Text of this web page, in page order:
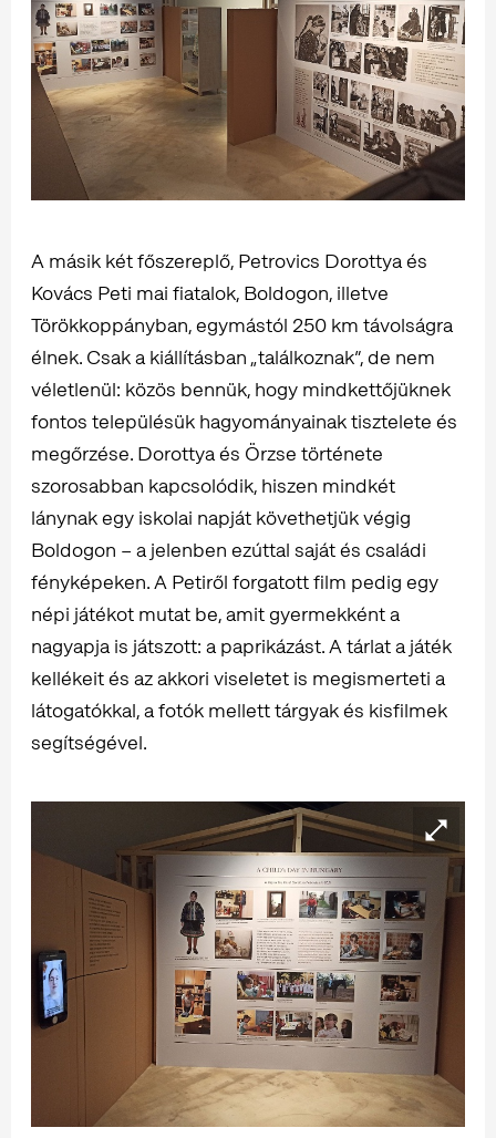
A másik két főszereplő, Petrovics Dorottya és
Kovács Peti mai fiatalok, Boldogon, illetve
Törökkoppányban, egymástól 250 km távolságra
élnek. Csak a kiállításban „találkoznak”, de nem
véletlenül: közös bennük, hogy mindkettőjüknek
fontos településük hagyományainak tisztelete és
megőrzése. Dorottya és Örzse története
szorosabban kapcsolódik, hiszen mindkét
lánynak egy iskolai napját követhetjük végig
Boldogon – a jelenben ezúttal saját és családi
fényképeken. A Petiről forgatott film pedig egy
népi játékot mutat be, amit gyermekként a
nagyapja is játszott: a paprikázást. A tárlat a játék
kellékeit és az akkori viseletet is megismerteti a
látogatókkal, a fotók mellett tárgyak és kisfilmek
segítségével.